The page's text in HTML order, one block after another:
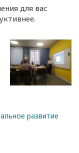
для вас
развитие